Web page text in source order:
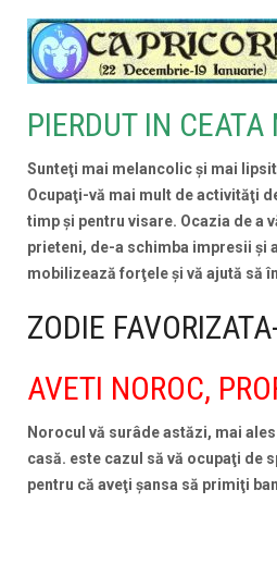
PIERDUT IN
Sunteţi mai melancolic şi mai
Ocupaţi-vă mai mult de activităţi
timp şi pentru visare. Ocazia de a
prieteni, de-a schimba impresii şi
mobilizează forţele şi vă ajută să
ZODIE
AVETI NOROC,
Norocul vă surâde astăzi, mai
casă. este cazul să vă ocupaţi de
pentru că aveţi şansa să primiţi